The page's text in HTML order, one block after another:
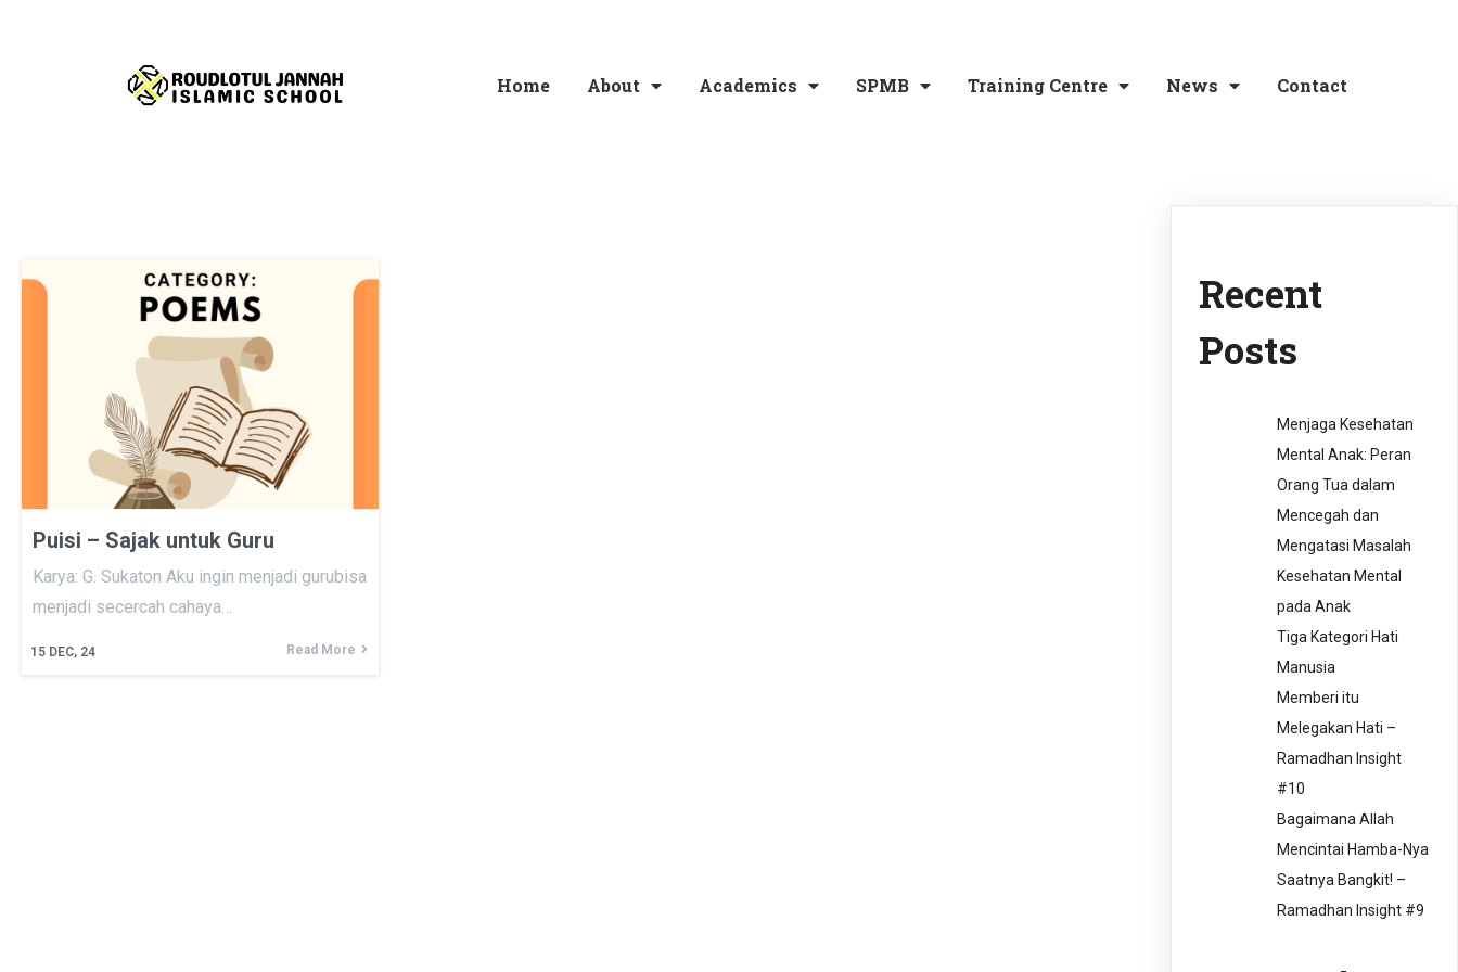
Home About Academics SPMB Training Centre News Contact
Puisi – Sajak untuk Guru
15 DEC, 24
Karya: G. Sukaton Aku ingin menjadi gurubisa
menjadi secercah cahaya…
Read More
Recent
Posts
Menjaga Kesehatan
Mental Anak: Peran
Orang Tua dalam
Mencegah dan
Mengatasi Masalah
Kesehatan Mental
pada Anak
Tiga Kategori Hati
Manusia
Memberi itu
Melegakan Hati –
Ramadhan Insight
#10
Bagaimana Allah
Mencintai Hamba-Nya
Saatnya Bangkit! –
Ramadhan Insight #9